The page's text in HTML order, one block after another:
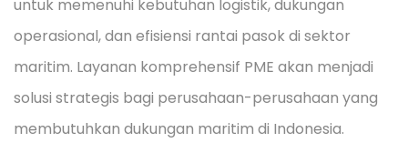
untuk memenuhi kebutuhan logistik, dukungan
operasional, dan efisiensi rantai pasok di sektor
maritim. Layanan komprehensif PME akan menjadi
solusi strategis bagi perusahaan-perusahaan yang
membutuhkan dukungan maritim di Indonesia.